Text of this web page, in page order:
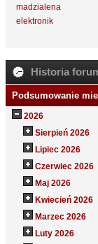
madzialena
elektronik
Historia
Podsumowanie
2026
Sierpień 2026
Lipiec 2026
Czerwiec 2026
Maj 2026
Kwiecień 2026
Marzec 2026
Luty 2026